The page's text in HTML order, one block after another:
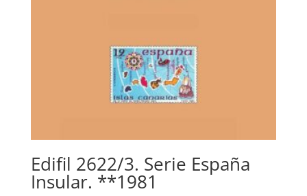
Edifil 2622/3. Serie España
Insular. **1981